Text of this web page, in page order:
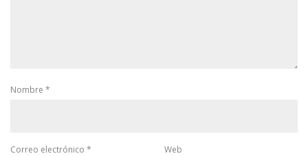
Nombre *
Correo electrónico * Web